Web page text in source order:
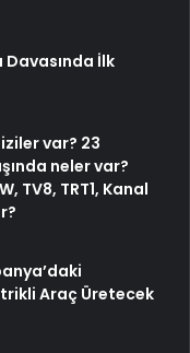
Davasında İlk
var? 23
neler var?
TV8, TRT1, Kanal
Araç Üretecek